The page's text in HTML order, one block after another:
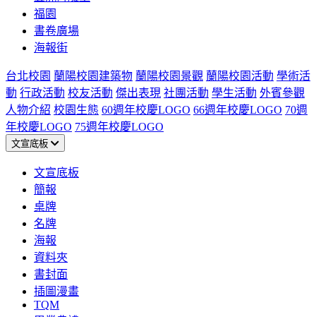
福園
書卷廣場
海報街
台北校園 蘭陽校園建築物 蘭陽校園景觀 蘭陽校園活動 學術活
動 行政活動 校友活動 傑出表現 社團活動 學生活動 外賓參觀
人物介紹 校園生態 60週年校慶LOGO 66週年校慶LOGO 70週
年校慶LOGO 75週年校慶LOGO
文宣底板
文宣底板
簡報
桌牌
名牌
海報
資料夾
書封面
插圖漫畫
TQM